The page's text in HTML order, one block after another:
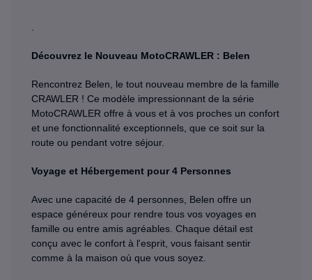
Découvrez le Nouveau MotoCRAWLER : Belen
Rencontrez Belen, le tout nouveau membre de la famille
CRAWLER ! Ce modèle impressionnant de la série
MotoCRAWLER offre à vous et à vos proches un confort
et une fonctionnalité exceptionnels, que ce soit sur la
route ou pendant votre séjour.
Voyage et Hébergement pour 4 Personnes
Avec une capacité de 4 personnes, Belen offre un
espace généreux pour rendre tous vos voyages en
famille ou entre amis agréables. Chaque détail est
conçu avec le confort à l'esprit, vous faisant sentir
comme à la maison où que vous soyez.